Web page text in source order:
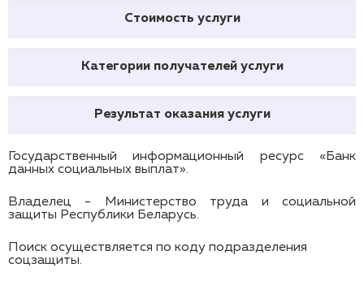
Стоимость услуги
Категории получателей услуги
Результат оказания услуги
Государственный информационный ресурс «Банк
данных социальных выплат».
Владелец - Министерство труда и социальной
защиты Республики Беларусь.
Поиск осуществляется по коду подразделения
соцзащиты.